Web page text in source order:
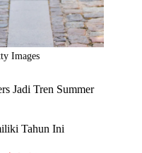
Images
Jadi Tren Summer
Tahun Ini